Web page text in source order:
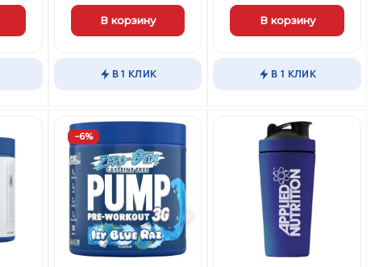
В корзину
имеет
Опции
можно
выбрать
на
странице
товара.
В 1 КЛИК
В корзину
имеет
Опции
можно
выбрать
странице
товара.
В 1 КЛИК
−6%
Добавить
в
Вишлист
Добавить
Вишлист